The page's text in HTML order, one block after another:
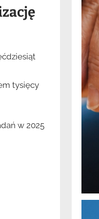
tysięcy
w 2025